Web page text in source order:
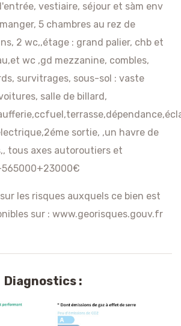
vestiaire, séjour et sàm env
5 chambres au rez de
2 wc,,étage : grand palier, chb et
wc ,gd mezzanine, combles,
survitrages, sous-sol : vaste
salle de billard,
sortie, ,un havre de
tous axes autoroutiers et
les risques auxquels ce bien est
sur : www.georisques.gouv.fr
Diagnostics :